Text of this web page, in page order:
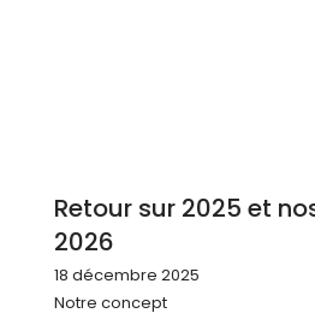
Retour sur 2025 et
2026
18 décembre 2025
Notre concept